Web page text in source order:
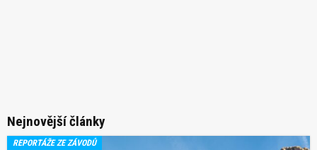
Nejnovější články
REPORTÁŽE ZE ZÁVODŮ